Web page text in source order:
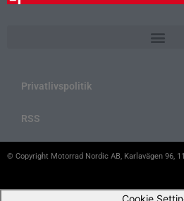
Privatlivspolitik
RSS
© Copyright Motorrad Nordic AB, Karlavägen 96,